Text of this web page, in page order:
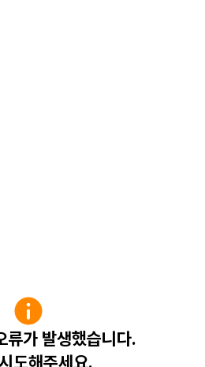
류가 발생했습니다.
도해주세요.